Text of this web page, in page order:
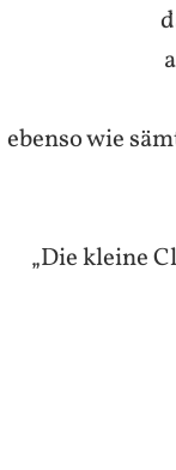
ebenso wie
„Die kleine